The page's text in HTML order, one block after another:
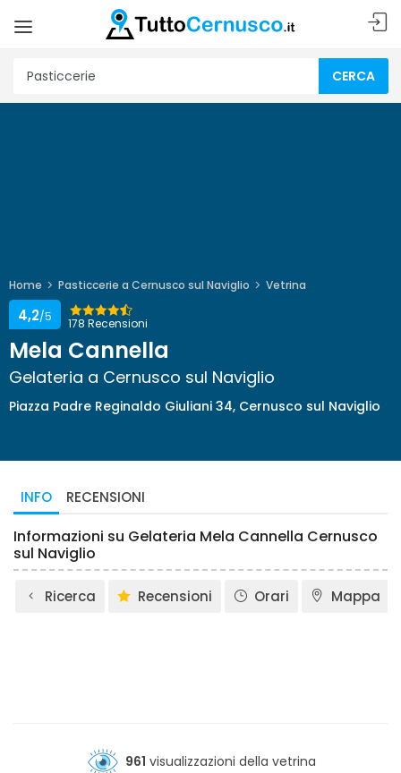
CERCA
Home Pasticcerie a Cernusco sul Naviglio Vetrina
178 Recensioni
4,2/5
Mela Cannella
Gelateria a Cernusco sul Naviglio
Piazza Padre Reginaldo Giuliani 34, Cernusco sul Naviglio
INFO RECENSIONI
Informazioni su Gelateria Mela Cannella Cernusco
sul Naviglio
Ricerca Recensioni Orari Mappa
961 visualizzazioni della vetrina